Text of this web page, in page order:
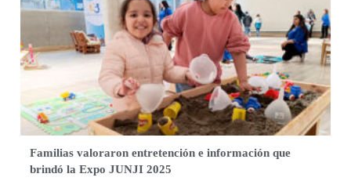
Familias valoraron entretención e información que
brindó la Expo JUNJI 2025